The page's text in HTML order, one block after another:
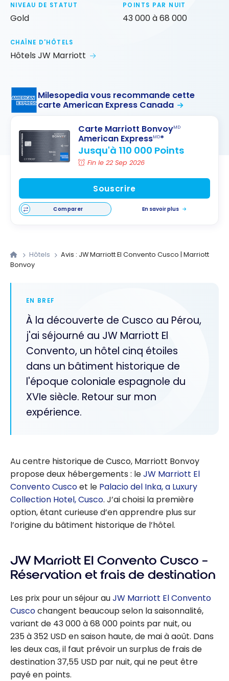
NIVEAU DE STATUT
Gold
POINTS PAR NUIT
43 000 à 68 000
CHAÎNE D'HÔTELS
Hôtels JW Marriott
Milesopedia vous recommande cette
carte American Express Canada
Carte Marriott BonvoyMD
American ExpressMD*
Jusqu'à 110 000 Points
Fin le 22 Sep 2026
Souscrire
Comparer En savoir plus
Hôtels
Avis : JW Marriott El Convento Cusco | Marriott
Bonvoy
EN BREF
À la découverte de Cusco au Pérou,
j'ai séjourné au JW Marriott El
Convento, un hôtel cinq étoiles
dans un bâtiment historique de
l'époque coloniale espagnole du
XVIe siècle. Retour sur mon
expérience.
Au centre historique de Cusco, Marriott Bonvoy
propose deux hébergements : leJW Marriott El
Convento Cuscoet le Palacio del Inka, a Luxury
Collection Hotel, Cusco. J’ai choisi la première
option, étant curieuse d’en apprendre plus sur
l’origine du bâtiment historique de l’hôtel.
JW Marriott El Convento Cusco –
Réservation et frais de destination
Les prix pour un séjour auJW Marriott El Convento
Cuscochangent beaucoup selon la saisonnalité,
variant de 43 000 à 68 000 points par nuit, ou
235 à 352 USDen saison haute, de mai à août. Dans
les deux cas, il faut prévoir un surplus de frais de
destination37,55 USD par nuit, qui ne peut être
payé en points.